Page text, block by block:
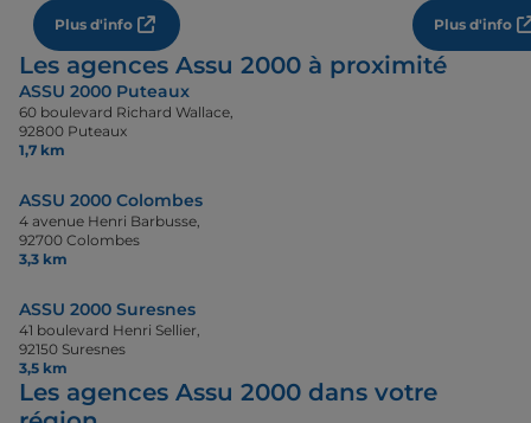
Plus d'info
Plus d'info
Les agences Assu 2000 à proximité
ASSU 2000 Puteaux
60 boulevard Richard Wallace,
92800 Puteaux
1,7 km
ASSU 2000 Colombes
4 avenue Henri Barbusse,
92700 Colombes
3,3 km
ASSU 2000 Suresnes
41 boulevard Henri Sellier,
92150 Suresnes
3,5 km
Les agences Assu 2000 dans votre